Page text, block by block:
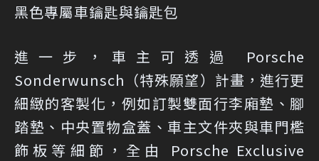
黑色專屬車鑰匙與鑰匙包
進一步，車主可透過 Porsche
Sonderwunsch（特殊願望）計畫，進行更
細緻的客製化，例如訂製雙面行李廂墊、腳
踏墊、中央置物盒蓋、車主文件夾與車門檻
飾板等細節，全由 Porsche Exclusive